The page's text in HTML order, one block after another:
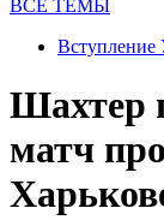
ВСЕ ТЕМЫ
Шахтер
матч